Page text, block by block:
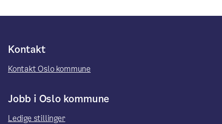
Kontakt
Kontakt Oslo kommune
Jobb i Oslo kommune
Ledige stillinger